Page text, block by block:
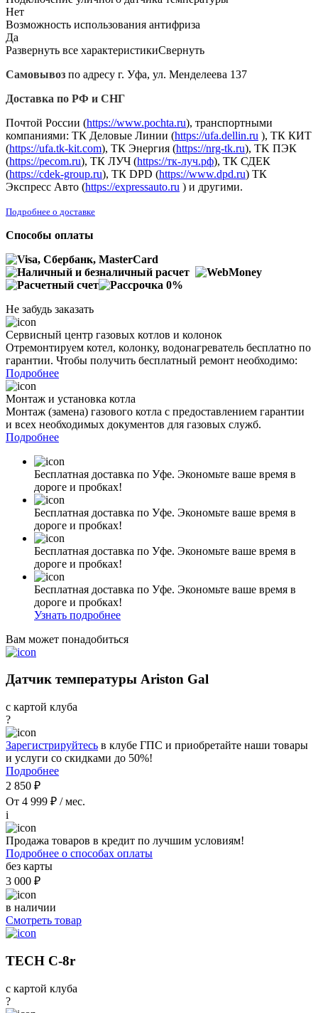
Нет
Возможность использования антифриза
Да
Развернуть все характеристикиСвернуть
Самовывоз по адресу г. Уфа, ул. Менделеева 137
Доставка по РФ и СНГ
Почтой России (https://www.pochta.ru), транспортными
компаниями: ТК Деловые Линии (https://ufa.dellin.ru ), ТК КИТ
(https://ufa.tk-kit.com), ТК Энергия (https://nrg-tk.ru), ТK ПЭК
(https://pecom.ru), ТК ЛУЧ (https://тк-луч.рф), ТК СДЕК
(https://cdek-group.ru), ТК DPD (https://www.dpd.ru) ТК
Экспресс Авто (https://expressauto.ru ) и другими.
Подробнее о доставке
Способы оплаты
Не забудь заказать
Сервисный центр газовых котлов и колонок
Отремонтируем котел, колонку, водонагреватель бесплатно по
гарантии. Чтобы получить бесплатный ремонт необходимо:
Подробнее
Монтаж и установка котла
Монтаж (замена) газового котла с предоставлением гарантии
и всех необходимых документов для газовых служб.
Подробнее
Бесплатная доставка по Уфе. Экономьте ваше время в
дороге и пробках!
Бесплатная доставка по Уфе. Экономьте ваше время в
дороге и пробках!
Бесплатная доставка по Уфе. Экономьте ваше время в
дороге и пробках!
Бесплатная доставка по Уфе. Экономьте ваше время в
дороге и пробках!
Узнать подробнее
Вам может понадобиться
Датчик температуры Ariston Gal
с картой клуба
?
Зарегистрируйтесь в клубе ГПС и приобретайте наши товары
и услуги со скидками до 50%!
Подробнее
2 850 ₽
От 4 999 ₽ / мес.
i
Продажа товаров в кредит по лучшим условиям!
Подробнее о способах оплаты
без карты
3 000 ₽
в наличии
Смотреть товар
TECH C-8r
с картой клуба
?